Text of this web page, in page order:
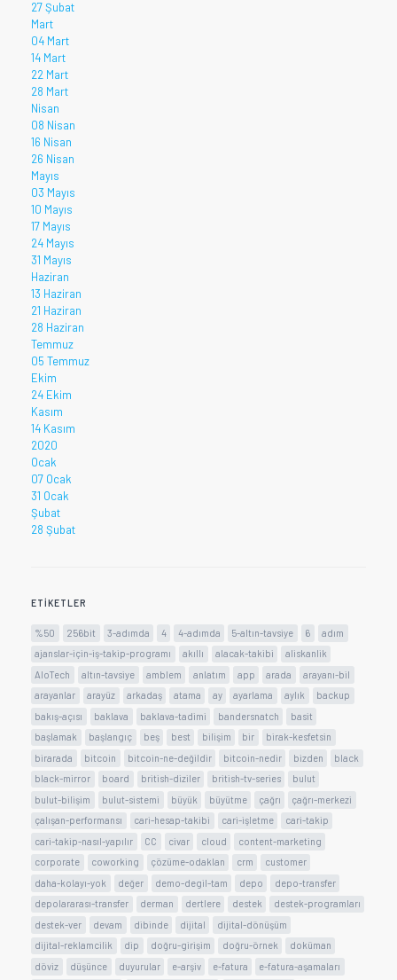
27 Şubat
Mart
04 Mart
14 Mart
22 Mart
28 Mart
Nisan
08 Nisan
16 Nisan
26 Nisan
Mayıs
03 Mayıs
10 Mayıs
17 Mayıs
24 Mayıs
31 Mayıs
Haziran
13 Haziran
21 Haziran
28 Haziran
Temmuz
05 Temmuz
Ekim
24 Ekim
Kasım
14 Kasım
2020
Ocak
07 Ocak
31 Ocak
Şubat
28 Şubat
ETIKETLER
%50 256bit 3-adımda 4 4-adımda 5-altın-tavsiye 6
adım
ajanslar-için-iş-takip-programı
akıllı alacak-takibi
aliskanlik
AloTech
altın-tavsiye amblem anlatım app arada
arayanı-bil
arayanlar
arayüz arkadaş atama ay ayarlama aylık
backup
bakış-açısı
baklava baklava-tadimi bandersnatch
basit
başlamak
başlangıç beş best bilişim bir
birak-kesfetsin
birarada
bitcoin bitcoin-ne-değildir bitcoin-nedir bizden
black
black-mirror
board british-diziler british-tv-series
bulut
bulut-bilişim
bulut-sistemi büyük büyütme çağrı
çağrı-merkezi
çalışan-performansı
cari-hesap-takibi cari-işletme
cari-takip
cari-takip-nasıl-yapılır
CC civar cloud
content-marketing
corporate
coworking çözüme-odaklan crm
customer
daha-kolayı-yok
değer demo-degil-tam depo
depo-transfer
depolararası-transfer
derman dertlere destek
destek-programları
destek-ver
devam dibinde dijital
dijital-dönüşüm
dijital-reklamcilik
dip doğru-girişim doğru-örnek
doküman
döviz
düşünce duyurular e-arşiv e-fatura
e-fatura-aşamaları